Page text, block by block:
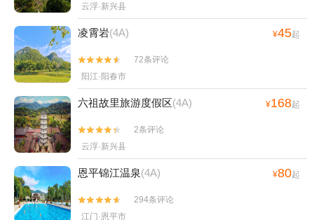
云浮·新兴县
凌霄岩(4A) ¥45起


72条评论
阳江·阳春市
六祖故里旅游度假区(4A) ¥168起


2条评论
云浮·新兴县
恩平锦江温泉(4A) ¥80起


294条评论
江门·恩平市